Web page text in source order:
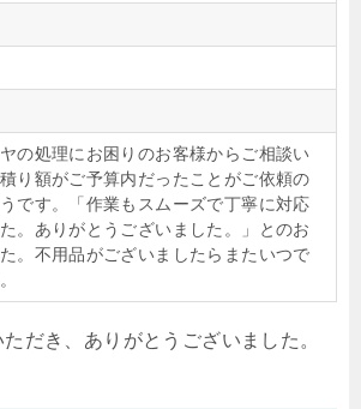
の処理にお困りのお客様からご相談い
り額がご予算内だったことがご依頼の
です。「作業もスムーズで丁寧に対応
。ありがとうございました。」とのお
。不用品がございましたらまたいつで
だき、ありがとうございました。